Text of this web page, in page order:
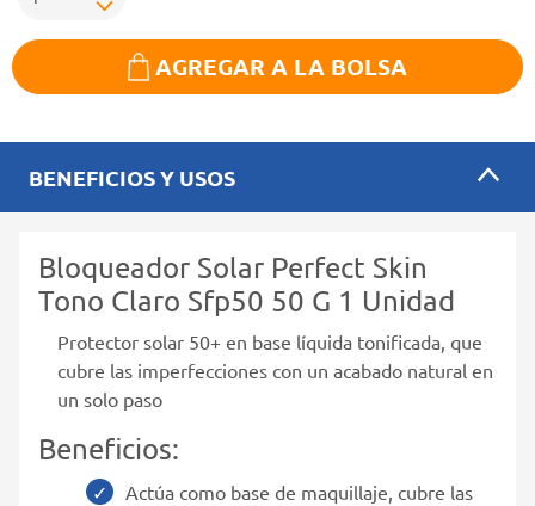
AGREGAR A LA BOLSA
BENEFICIOS Y USOS
Bloqueador Solar Perfect Skin
Tono Claro Sfp50 50 G 1 Unidad
Protector solar 50+ en base líquida tonificada, que
cubre las imperfecciones con un acabado natural en
un solo paso
Beneficios:
Actúa como base de maquillaje, cubre las